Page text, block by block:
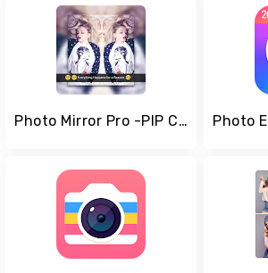
Photo Mirror Pro -PIP Collage Frame Photo Editor